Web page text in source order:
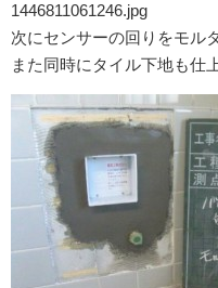
1446811061246.jpg
次にセンサーの回りをモル
また同時にタイル下地も仕